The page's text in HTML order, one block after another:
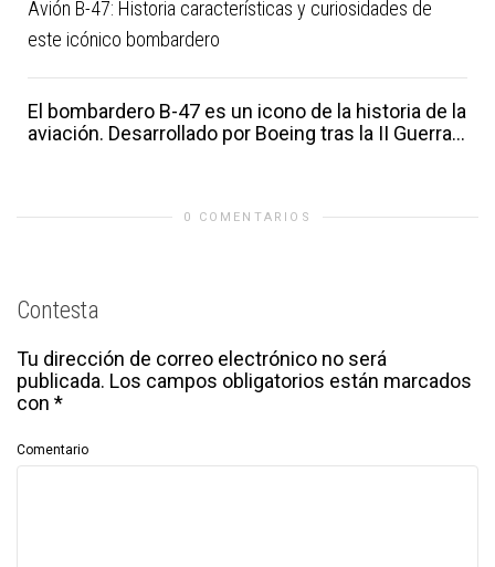
Avión B-47: Historia características y curiosidades de
este icónico bombardero
El bombardero B-47 es un icono de la historia de la
aviación. Desarrollado por Boeing tras la II Guerra...
0 COMENTARIOS
Contesta
Tu dirección de correo electrónico no será
publicada. Los campos obligatorios están marcados
con *
Comentario